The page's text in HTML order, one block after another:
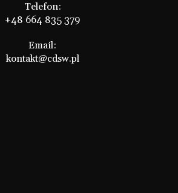
Telefon:
+48 664 835 379
Email:
kontakt@cdsw.pl